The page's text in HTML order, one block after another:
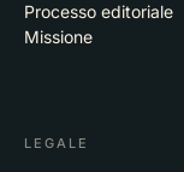
Processo editoriale
Missione
LEGALE